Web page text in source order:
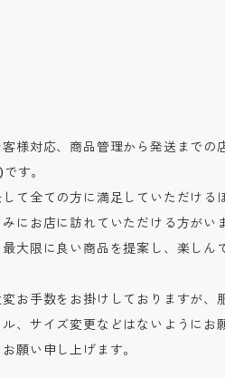
様対応、商品管理から発送まで
す。
て全ての方に満足していただける
にお店に訪れていただける方がい
大限に良い商品を提案し、楽しん
お手数をお掛けしておりますが
、サイズ変更などはないようにお
願い申し上げます。